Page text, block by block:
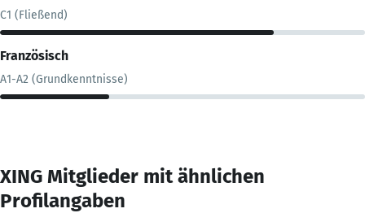
C1 (Fließend)
Französisch
A1-A2 (Grundkenntnisse)
XING Mitglieder mit ähnlichen
Profilangaben